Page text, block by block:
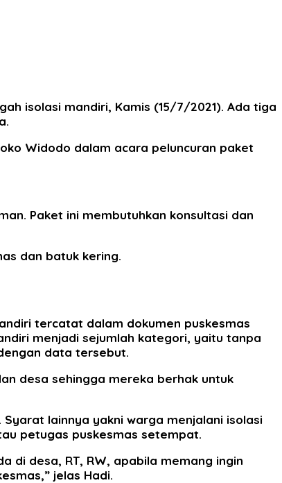
isolasi mandiri, Kamis (15/7/2021). Ada tiga
Widodo dalam acara peluncuran paket
Paket ini membutuhkan konsultasi dan
dan batuk kering.
tercatat dalam dokumen puskesmas
menjadi sejumlah kategori, yaitu tanpa
data tersebut.
desa sehingga mereka berhak untuk
lainnya yakni warga menjalani isolasi
petugas puskesmas setempat.
di desa, RT, RW, apabila memang ingin
jelas Hadi.